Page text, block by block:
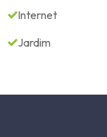
Internet
Jardim